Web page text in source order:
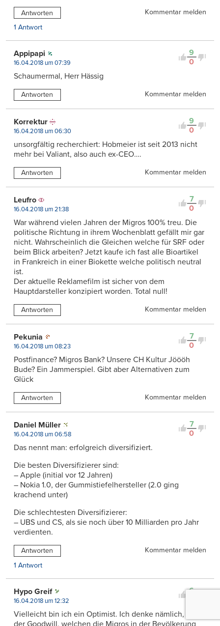
Antworten
Kommentar melden
1 Antwort
9
0
Appipapi
16.04.2018 um 07:39
Schaumermal, Herr Hässig
Antworten Kommentar melden
9
0
Korrektur
16.04.2018 um 06:30
unsorgfältig recherchiert: Hobmeier ist seit 2013 nicht
mehr bei Valiant, also auch ex-CEO….
Antworten Kommentar melden
7
0
Leufro
16.04.2018 um 21:38
War während vielen Jahren der Migros 100% treu. Die
politische Richtung in ihrem Wochenblatt gefällt mir gar
nicht. Wahrscheinlich die Gleichen welche für SRF oder
beim Blick arbeiten? Jetzt kaufe ich fast alle Bioartikel
in Frankreich in einer Biokette welche politisch neutral
ist.
Der aktuelle Reklamefilm ist sicher von dem
Hauptdarsteller konzipiert worden. Total null!
Antworten Kommentar melden
7
0
Pekunia
16.04.2018 um 08:23
Postfinance? Migros Bank? Unsere CH Kultur Jöööh
Bude? Ein Jammerspiel. Gibt aber Alternativen zum
Glück
Antworten Kommentar melden
7
0
Daniel Müller
16.04.2018 um 06:58
Das nennt man: erfolgreich diversifiziert.
Die besten Diversifizierer sind:
– Apple (initial vor 12 Jahren)
– Nokia 1.0, der Gummistiefelhersteller (2.0 ging
krachend unter)
Die schlechtesten Diversifizierer:
– UBS und CS, als sie noch über 10 Milliarden pro Jahr
verdienten.
Antworten
Kommentar melden
1 Antwort
6
Hypo Greif
16.04.2018 um 12:32
Vielleicht bin ich ein Optimist. Ich denke nämlich, dass
der Goodwill, welchen die Migros in der Bevölkerung